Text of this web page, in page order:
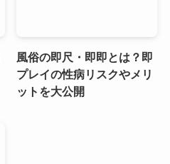
風俗の即尺・即即とは？即
プレイの性病リスクやメリ
ットを大公開